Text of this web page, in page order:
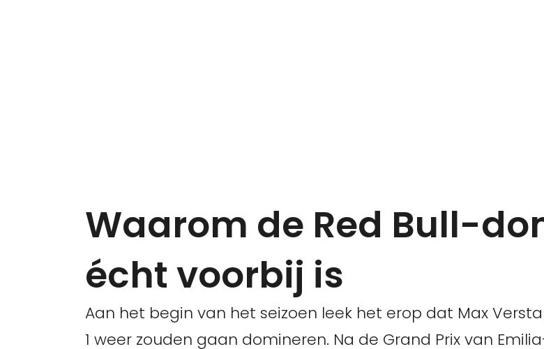
Waarom de Red Bull-
écht voorbij is
Aan het begin van het seizoen leek het erop dat Max
1 weer zouden gaan domineren. Na de Grand Prix van